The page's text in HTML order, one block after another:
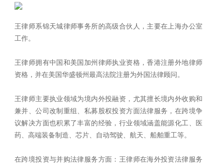
王律师系锦天城律师事务所的高级合伙人，主要在上海办公室
工作。
王律师拥有中国和美国加州律师执业资格，香港注册外地律师
资格，并在美国华盛顿州最高法院注册为外国法律顾问。
王律师主要执业领域为境内外投融资，尤其擅长境内外收购和
兼并、公司改制重组、私募股权投资方面法律服务，在跨境争
议解决方面也积累了丰富的经验，行业领域涵盖能源化工、医
药、高端装备制造、芯片、自动驾驶、航天、船舶重工等。
在跨境投资与并购法律服务方面：王律师在海外投资法律服务